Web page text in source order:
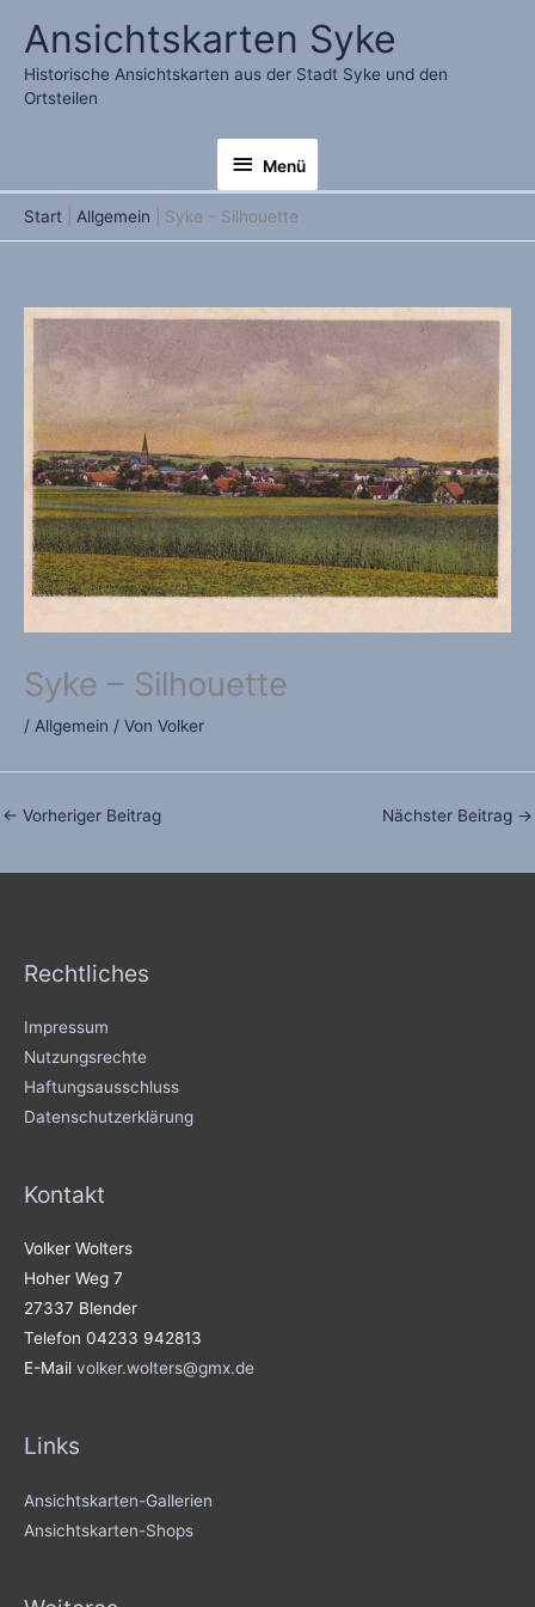
Inhalt
springen
Ansichtskarten Syke
Historische Ansichtskarten aus der Stadt Syke und den
Ortsteilen
Menü
Menü
Start Allgemein Syke – Silhouette
Syke – Silhouette
/ Allgemein / Von Volker
← Vorheriger Beitrag Nächster Beitrag →
Rechtliches
Impressum
Nutzungsrechte
Haftungsausschluss
Datenschutzerklärung
Kontakt
Volker Wolters
Hoher Weg 7
27337 Blender
Telefon 04233 942813
E-Mail volker.wolters@gmx.de
Links
Ansichtskarten-Gallerien
Ansichtskarten-Shops